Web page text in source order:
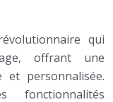
qui
offrant une
et personnalisée.
fonctionnalités